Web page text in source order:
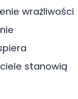
wrażliwości
stanowią